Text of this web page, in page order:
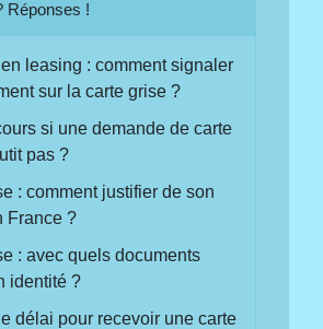
Réponses !
leasing : comment signaler
sur la carte grise ?
si une demande de carte
pas ?
: comment justifier de son
France ?
: avec quels documents
identité ?
délai pour recevoir une carte